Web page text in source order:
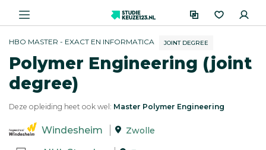
HBO MASTER - EXACT EN INFORMATICA JOINT DEGREE
Polymer Engineering (joint
degree)
Deze opleiding heet ook wel: Master Polymer Engineering
Windesheim Zwolle